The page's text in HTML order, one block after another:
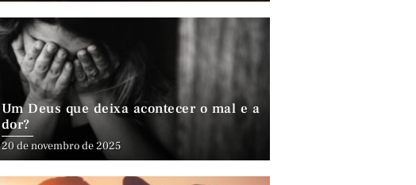
Um Deus que deixa acontecer o mal e a
dor?
20 de novembro de 2025